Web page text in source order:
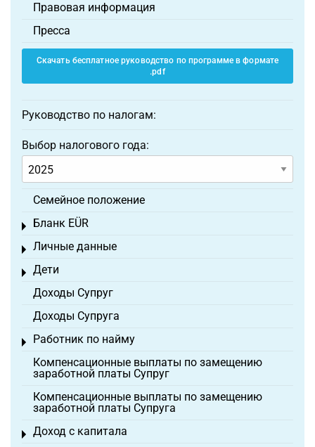
Правовая информация
Пресса
Скачать бесплатное руководство по программе в формате
.pdf
Руководство по налогам:
Выбор налогового года:
Семейное положение
Бланк EÜR
Toggle menu
Личные данные
Toggle menu
Дети
Toggle menu
Доходы Супруг
Доходы Супруга
Работник по найму
Toggle menu
Компенсационные выплаты по замещению
заработной платы Супруг
Компенсационные выплаты по замещению
заработной платы Супруга
Доход с капитала
Toggle menu